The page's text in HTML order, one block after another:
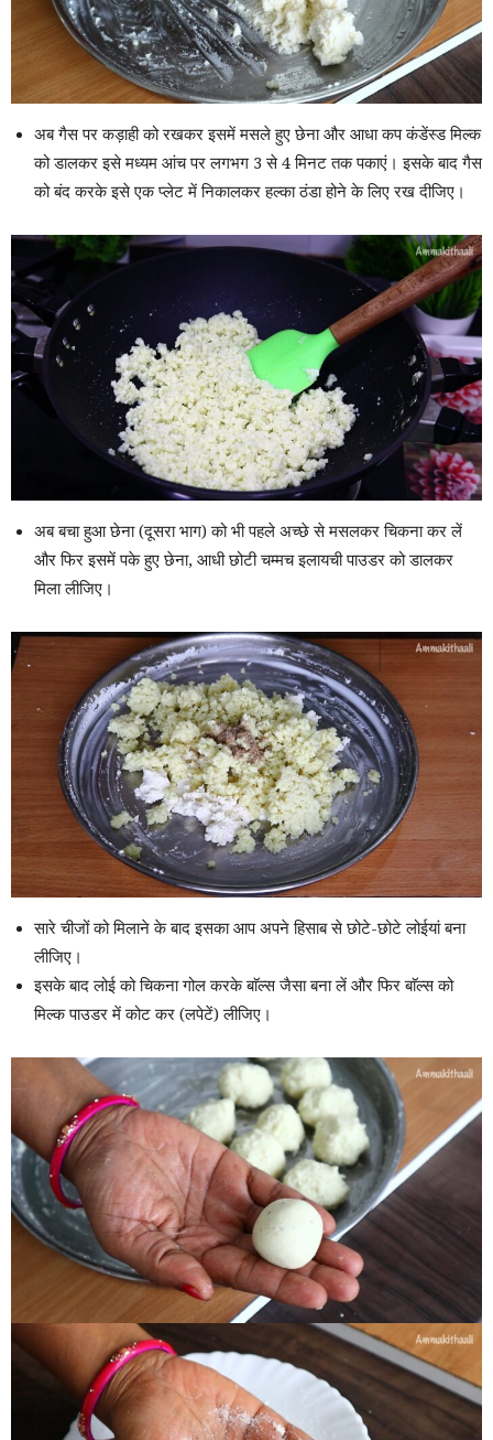
अब गैस पर कड़ाही को रखकर इसमें मसले हुए छेना और आधा कप कंडेंस्ड मिल्क
को डालकर इसे मध्यम आंच पर लगभग 3 से 4 मिनट तक पकाएं। इसके बाद गैस
को बंद करके इसे एक प्लेट में निकालकर हल्का ठंडा होने के लिए रख दीजिए।
अब बचा हुआ छेना (दूसरा भाग) को भी पहले अच्छे से मसलकर चिकना कर लें
और फिर इसमें पके हुए छेना, आधी छोटी चम्मच इलायची पाउडर को डालकर
मिला लीजिए।
सारे चीजों को मिलाने के बाद इसका आप अपने हिसाब से छोटे-छोटे लोईयां बना
लीजिए।
इसके बाद लोई को चिकना गोल करके बाॅल्स जैसा बना लें और फिर बाॅल्स को
मिल्क पाउडर में कोट कर (लपेटें) लीजिए।